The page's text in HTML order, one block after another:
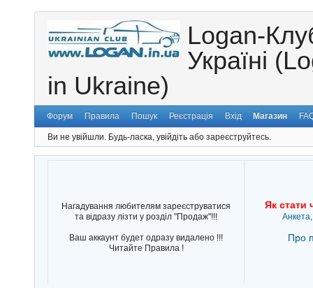
Logan-
Україні
in Ukraine)
Форум Правила Пошук Реєстрація Вхід Магазин
Ви не увійшли. Будь-ласка, увійдіть або зареєструйтесь.
Нагадування любителям зареєструватися
та відразу лізти у розділ "Продаж"!!!
Ваш аккаунт будет одразу видалено !!!
Читайте Правила !
Як стати
Про